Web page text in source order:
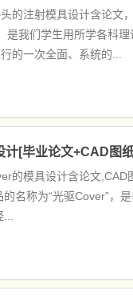
的注射模具设计含论文
是我们学生用所学各科
的一次全面、系统的...
[毕业论文+CAD图
的模具设计含论文
名称为“光驱Cover”，